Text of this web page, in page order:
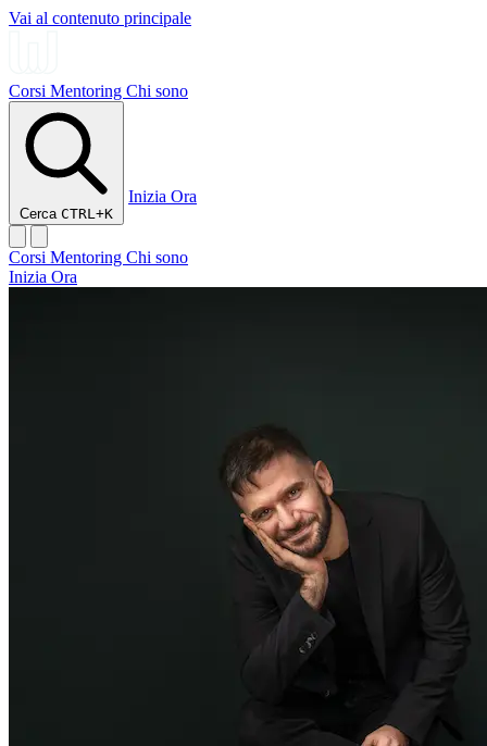
Vai al contenuto principale
Corsi Mentoring Chi sono
Cerca CTRL+K
Inizia Ora
Corsi Mentoring Chi sono
Inizia Ora